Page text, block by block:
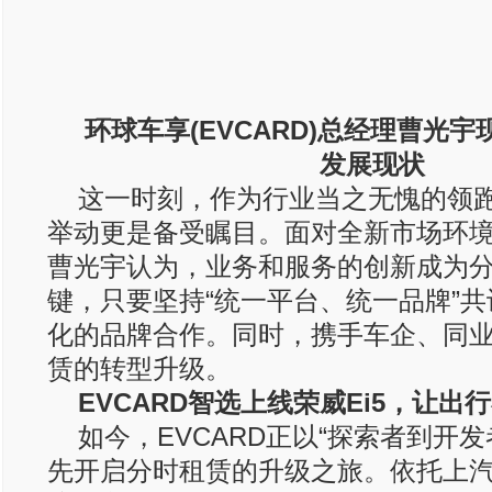
环球车享(EVCARD)总经理曹光宇
发展现状
这一时刻，作为行业当之无愧的领
举动更是备受瞩目。面对全新市场环
曹光宇认为，业务和服务的创新成为
键，只要坚持“统一平台、统一品牌”
化的品牌合作。同时，携手车企、同
赁的转型升级。
EVCARD智选上线荣威Ei5，让出
如今，EVCARD正以“探索者到开
先开启分时租赁的升级之旅。依托上